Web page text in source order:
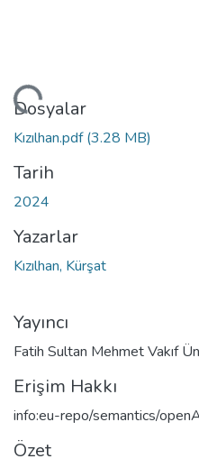
Dosyalar
Kızılhan.pdf(3.28 MB)
Tarih
2024
Yazarlar
Kızılhan, Kürşat
Yayıncı
Fatih Sultan Mehmet Vakıf
Erişim Hakkı
info:eu-repo/semantics/
Özet